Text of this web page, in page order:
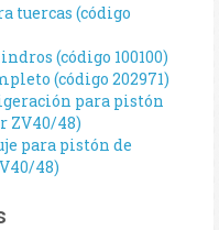
tuercas (código
(código 100100)
(código 202971)
para pistón
ZV40/48)
para pistón de
48)